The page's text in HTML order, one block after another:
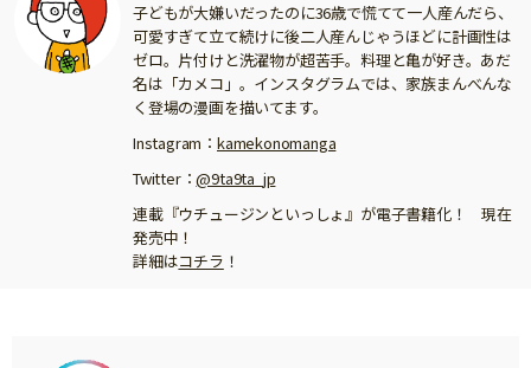
子どもが大嫌いだったのに36歳で慌てて一人産んだら、
可愛すぎて立て続けに後二人産んじゃうほどに計画性は
ゼロ。片付けと洗濯物が超苦手。料理と亀が好き。あだ
名は「カメコ」。インスタグラムでは、家族まんべんな
く登場の漫画を描いてます。
Instagram： kamekonomanga
Twitter：@9ta9ta_jp
連載『ウチュージンといっしょ』が電子書籍化！ 現在
発売中！
詳細はコチラ ！